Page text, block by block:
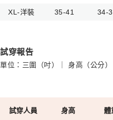
XL-洋裝 35-41 34-
試穿報告
單位：三圍（吋）｜ 身高（公分）
試穿人員 身高 體